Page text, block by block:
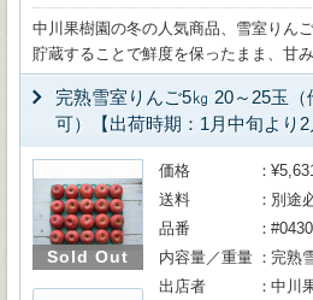
中川果樹園の冬の人気商品、雪室りん
貯蔵することで鮮度を保ったまま、甘
完熟雪室りんご5㎏ 20～25玉
可）【出荷時期：1月中旬より2
Sold Out
価格
送料
別途
品番
内容量／重量
完熟
出店者
中川